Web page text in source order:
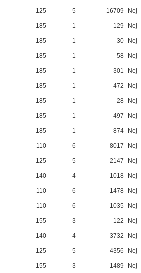
125 5 16709
Nej
185 1 129
Nej
185 1 30
Nej
185 1 58
Nej
185 1 301
Nej
185 1 472
Nej
185 1 28
Nej
185 1 497
Nej
185 1 874
Nej
110 6 8017
Nej
125 5 2147
Nej
140 4 1018
Nej
110 6 1478
Nej
110 6 1035
Nej
155 3 122
Nej
140 4 3732
Nej
125 5 4356
Nej
155 3 1489
Nej